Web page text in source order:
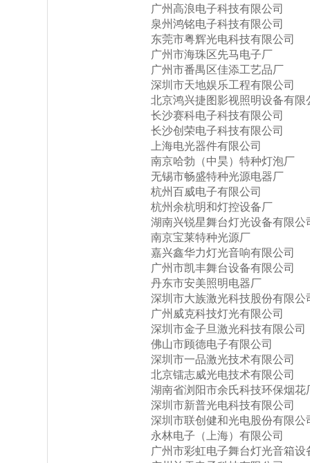
广州高浪电子科技有限公司
泉州鸿铭电子科技有限公司
东莞市粤辉光电科技有限公司
广州市海珠区先马电子厂
广州市番禺区佳添工艺品厂
深圳市天地娱乐工程有限公司
北京鸿兴捷图影视照明设备有限
长沙赛科电子科技有限公司
长沙创荣电子科技有限公司
上海电光器件有限公司
南京哈勃（中昊）特种灯泡厂
无锡市畅盛特种光源电器厂
杭州百威电子有限公司
杭州余杭明和灯控设备厂
湖南兴锐星舞台灯光设备有限公
南京宝莱特种光源厂
嘉兴鑫华力灯光音响有限公司
广州市凯丰舞台设备有限公司
丹东市安美照明电器厂
深圳市大族激光科技股份有限公
广州威克科技灯光有限公司
深圳市金子旦激光科技有限公司
佛山市顾德电子有限公司
深圳市一品激光技术有限公司
北京镭志威光电技术有限公司
湖南省浏阳市余氏科技环保烟花
深圳市新普光电科技有限公司
深圳市联创健和光电股份有限公
永林电子（上海）有限公司
广州市彩虹电子舞台灯光音箱设